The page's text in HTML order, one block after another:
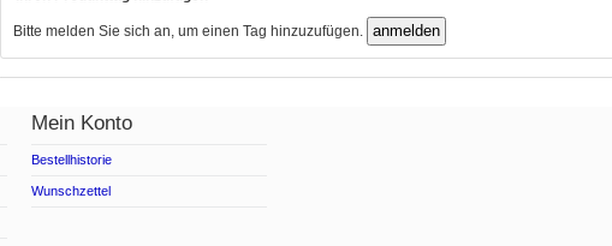
Bitte melden Sie sich an, um einen Tag hinzuzufügen.
Mein Konto
Bestellhistorie
Wunschzettel